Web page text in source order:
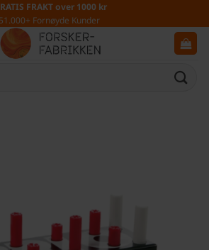
FRAKT over 1000 kr
Fornøyde Kunder